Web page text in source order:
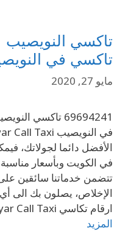
تاكسي في
مايو 27, 2020
الأفضل دائما لجولاتك،
في الكويت وبأسعار
تتضمن خدماتنا سائقين
الإخلاص، يصلون بك الى
ارقام تكاسي Al Taiyar Call Taxiالنويصيب توفر …
المزيد